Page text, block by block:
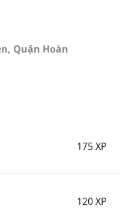
Quận Hoàn
175 XP
120 XP